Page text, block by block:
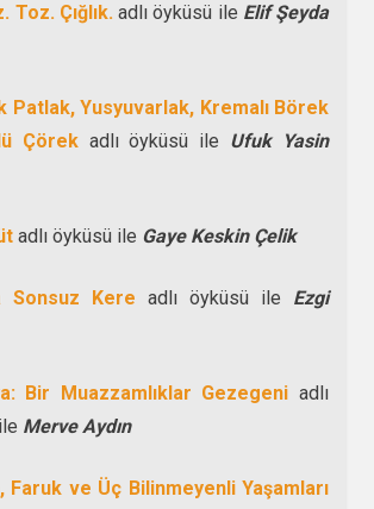
Toz. Çığlık.adlı öyküsü ile Elif Şeyda
Patlak, Yusyuvarlak, Kremalı Börek
Çörekadlı öyküsü ile Ufuk Yasin
adlı öyküsü ile Gaye Keskin Çelik
Sonsuz Kere adlı öyküsü ile Ezgi
Bir Muazzamlıklar Gezegeni adlı
Merve Aydın
Faruk ve Üç Bilinmeyenli Yaşamları